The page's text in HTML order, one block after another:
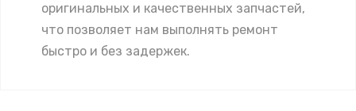
оригинальных и качественных запчастей,
что позволяет нам выполнять ремонт
быстро и без задержек.